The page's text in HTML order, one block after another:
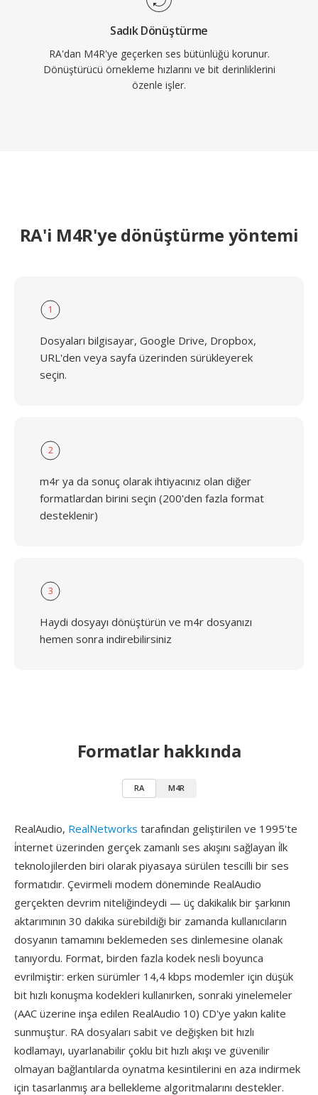
Sadık Dönüştürme
RA'dan M4R'ye geçerken ses bütünlüğü korunur.
Dönüştürücü örnekleme hızlarını ve bit derinliklerini
özenle işler.
RA'i M4R'ye dönüştürme yöntemi
1
Dosyaları bilgisayar, Google Drive, Dropbox,
URL'den veya sayfa üzerinden sürükleyerek
seçin.
2
m4r ya da sonuç olarak ihtiyacınız olan diğer
formatlardan birini seçin (200'den fazla format
desteklenir)
3
Haydi dosyayı dönüştürün ve m4r dosyanızı
hemen sonra indirebilirsiniz
Formatlar hakkında
RA M4R
RealAudio, RealNetworks tarafından geliştirilen ve 1995'te
i̇nternet üzerinden gerçek zamanlı ses akışını sağlayan i̇lk
teknolojilerden biri olarak piyasaya sürülen tescilli bir ses
formatıdır. Çevirmeli modem döneminde RealAudio
gerçekten devrim niteliğindeydi — üç dakikalık bir şarkının
aktarımının 30 dakika sürebildiği bir zamanda kullanıcıların
dosyanın tamamını beklemeden ses dinlemesine olanak
tanıyordu. Format, birden fazla kodek nesli boyunca
evrilmiştir: erken sürümler 14,4 kbps modemler için düşük
bit hızlı konuşma kodekleri kullanırken, sonraki yinelemeler
(AAC üzerine inşa edilen RealAudio 10) CD'ye yakın kalite
sunmuştur. RA dosyaları sabit ve değişken bit hızlı
kodlamayı, uyarlanabilir çoklu bit hızlı akışı ve güvenilir
olmayan bağlantılarda oynatma kesintilerini en aza indirmek
için tasarlanmış ara bellekleme algoritmalarını destekler.